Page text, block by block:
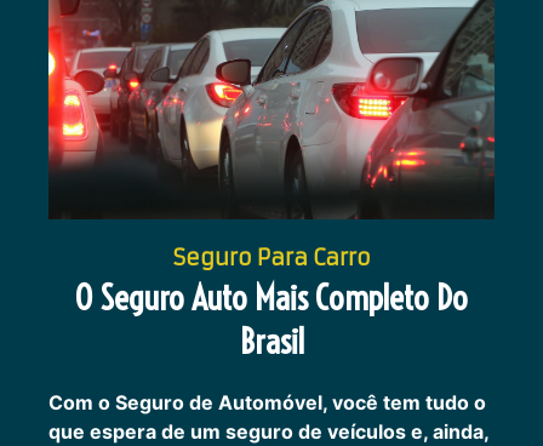
Seguro Para Carro
O Seguro Auto Mais Completo Do
Brasil
Com o Seguro de Automóvel, você tem tudo o
que espera de um seguro de veículos e, ainda,